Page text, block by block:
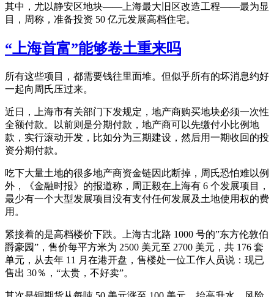
其中，尤以静安区地块——上海最大旧区改造工程——最为显
目，周称，准备投资 50 亿元发展高档住宅。
“上海首富”能够卷土重来吗
所有这些项目，都需要钱往里面堆。但似乎所有的坏消息约好
一起向周氏压过来。
近日，上海市有关部门下发规定，地产商购买地块必须一次性
全额付款。以前则是分期付款，地产商可以先缴付小比例地
款，实行滚动开发，比如分为三期建设，然后用一期收回的投
资分期付款。
吃下大量土地的很多地产商资金链因此断掉，周氏恐怕难以例
外，《金融时报》的报道称，周正毅在上海有 6 个发展项目，
最少有一个大型发展项目没有支付任何发展及土地使用权的费
用。
紧接着的是高档楼价下跌。上海古北路 1000 号的”东方伦敦伯
爵豪园”，售价每平方米为 2500 美元至 2700 美元，共 176 套
单元，从去年 11 月在港开盘，售楼处一位工作人员说：现已
售出 30％，“太贵，不好卖”。